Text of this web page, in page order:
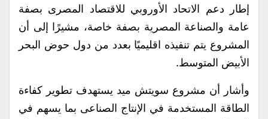
إطار دعم الاتحاد الأوروبي للاقتصاد المصرى بصفة
عامة والصناعة المصرية بصفة خاصة، مشيرًا إلى أن
المشروع يتم تنفيذه اقليميًا بعدد من دول حوض البحر
الأبيض المتوسط.
وأشار أن مشروع سويتش ميد يستهدف تطوير كفاءة
الطاقة المستخدمة في الإنتاج الصناعى بما يسهم في